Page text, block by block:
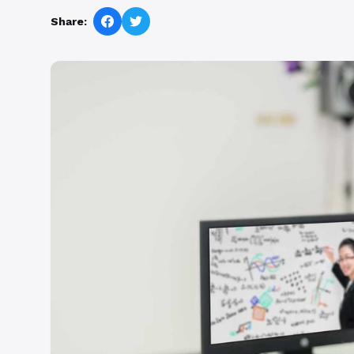
Share: